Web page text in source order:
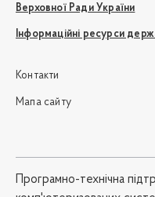
Верховної Ради України
Інформаційні ресурси
Контакти
Мапа сайту
Програмно-технічна